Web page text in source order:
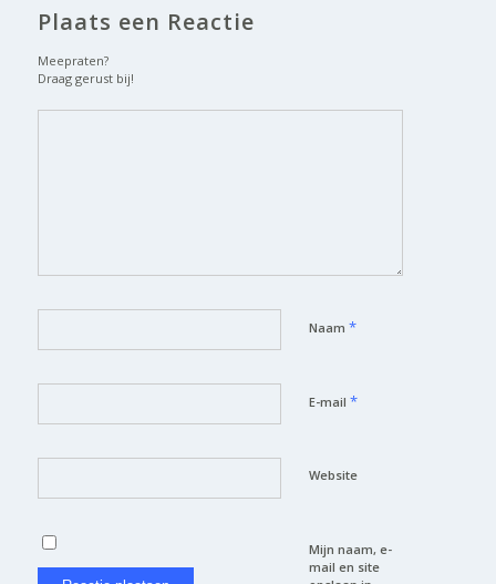
Plaats een Reactie
Meepraten?
Draag gerust bij!
Naam *
E-mail *
Website
Mijn naam, e-
mail en site